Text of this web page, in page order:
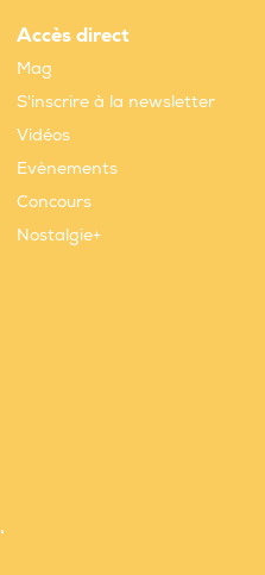
Accès direct
Mag
S'inscrire à la newsletter
Vidéos
Evènements
Concours
Nostalgie+